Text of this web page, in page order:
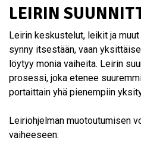
LEIRIN
Leirin keskustelut, leikit ja
synny itsestään, vaan
löytyy monia vaiheita. Leirin
prosessi, joka etenee
portaittain yhä pienempiin
Leiriohjelman muotoutumisen
vaiheeseen: